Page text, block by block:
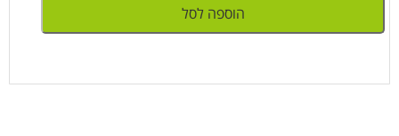
הוספה לסל